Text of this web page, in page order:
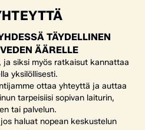
TÄYDELLINEN
ÄÄRELLE
ja siksi myös ratkaisut kannattaa
yksilöllisesti.
ottaa yhteyttä ja auttaa
tarpeisiisi sopivan laiturin,
tai palvelun.
haluat nopean keskustelun